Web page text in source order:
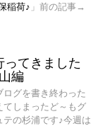
稲荷♪ 」前の記事→
ってきました
編
ログを書き終わった
てしまったど～もグ
テの杉浦です♪今週は